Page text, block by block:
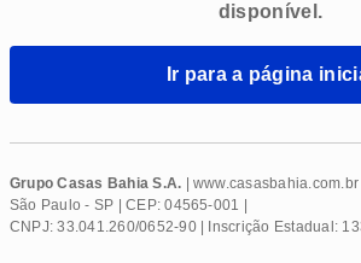
disponível.
Ir para a página
Grupo Casas Bahia S.A. | www.casasbahia
São Paulo - SP | CEP: 04565-001 |
CNPJ: 33.041.260/0652-90 | Inscrição Estadual: